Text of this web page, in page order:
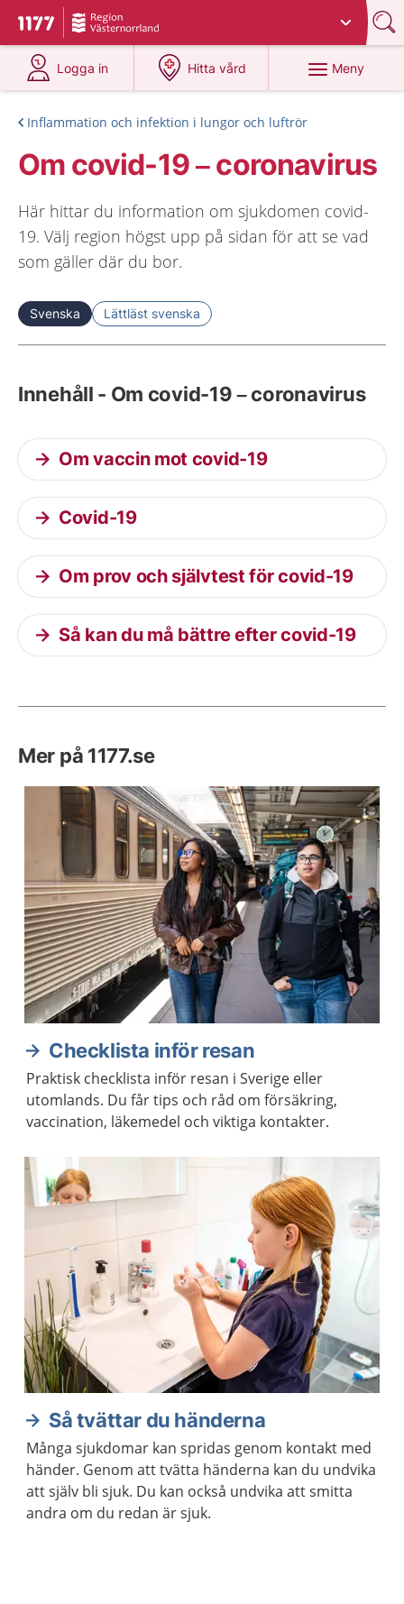
Till startsidan för 1177
Du har valt region
Logga in
på 1177.se
Hitta vård
på 1177.se
Meny
Inflammation och infektion i lungor och luftrör
Om covid-19 – coronavirus
Här hittar du information om sjukdomen covid-
19. Välj region högst upp på sidan för att se vad
som gäller där du bor.
Svenska Lättläst svenska
Innehåll - Om covid-19 – coronavirus
Om vaccin mot covid-19
Covid-19
Om prov och självtest för covid-19
Så kan du må bättre efter covid-19
Mer på 1177.se
Checklista inför resan
Praktisk checklista inför resan i Sverige eller
utomlands. Du får tips och råd om försäkring,
vaccination, läkemedel och viktiga kontakter.
Så tvättar du händerna
Många sjukdomar kan spridas genom kontakt med
händer. Genom att tvätta händerna kan du undvika
att själv bli sjuk. Du kan också undvika att smitta
andra om du redan är sjuk.